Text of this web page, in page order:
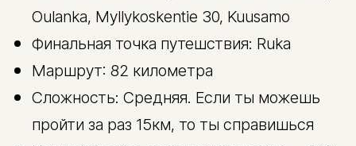
Oulanka, Myllykoskentie 30, Kuusamo
Финальная точка путешствия: Ruka
Маршрут: 82 километра
Сложность: Средняя. Если ты можешь
пройти за раз 15км, то ты справишься